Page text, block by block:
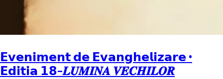
𝗘𝘃𝗲𝗻𝗶𝗺𝗲𝗻𝘁 𝗱𝗲 𝗘𝘃𝗮𝗻𝗴𝗵𝗲𝗹𝗶𝘇𝗮𝗿𝗲 •
𝗘𝗱𝗶𝘁𝗶𝗮 𝟭𝟴-𝑳𝑼𝑴𝑰𝑵𝑨 𝑽𝑬𝑪𝑯𝑰𝑳𝑶𝑹